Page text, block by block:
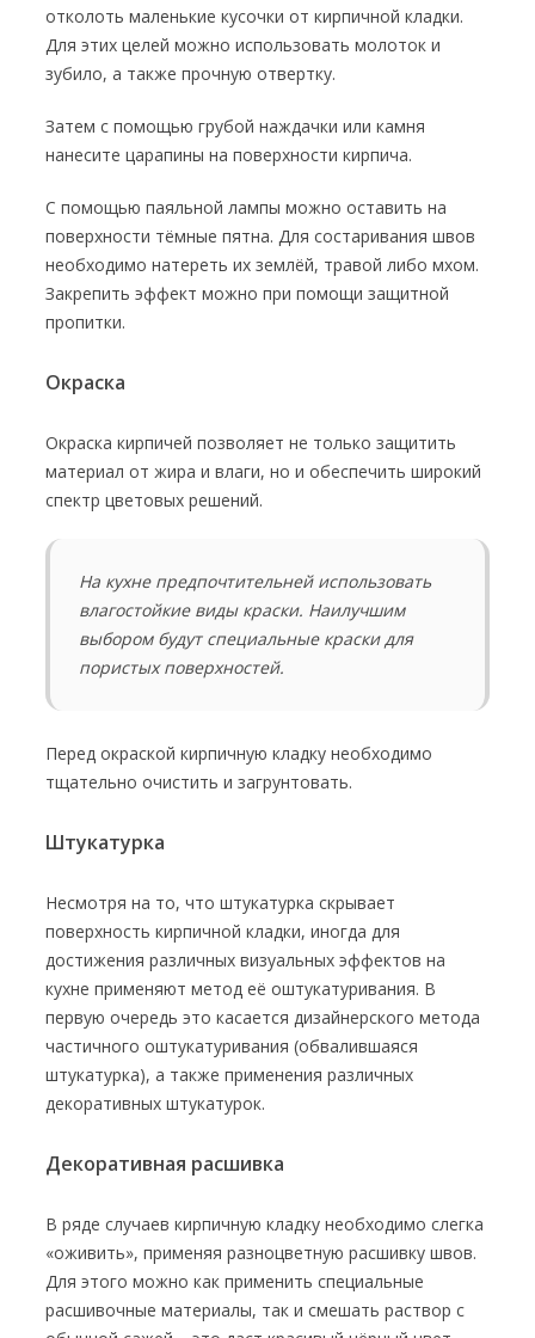
отколоть маленькие кусочки от кирпичной кладки.
Для этих целей можно использовать молоток и
зубило, а также прочную отвертку.
Затем с помощью грубой наждачки или камня
нанесите царапины на поверхности кирпича.
С помощью паяльной лампы можно оставить на
поверхности тёмные пятна. Для состаривания швов
необходимо натереть их землёй, травой либо мхом.
Закрепить эффект можно при помощи защитной
пропитки.
Окраска
Окраска кирпичей позволяет не только защитить
материал от жира и влаги, но и обеспечить широкий
спектр цветовых решений.
На кухне предпочтительней использовать
влагостойкие виды краски. Наилучшим
выбором будут специальные краски для
пористых поверхностей.
Перед окраской кирпичную кладку необходимо
тщательно очистить и загрунтовать.
Штукатурка
Несмотря на то, что штукатурка скрывает
поверхность кирпичной кладки, иногда для
достижения различных визуальных эффектов на
кухне применяют метод её оштукатуривания. В
первую очередь это касается дизайнерского метода
частичного оштукатуривания (обвалившаяся
штукатурка), а также применения различных
декоративных штукатурок.
Декоративная расшивка
В ряде случаев кирпичную кладку необходимо слегка
«оживить», применяя разноцветную расшивку швов.
Для этого можно как применить специальные
расшивочные материалы, так и смешать раствор с